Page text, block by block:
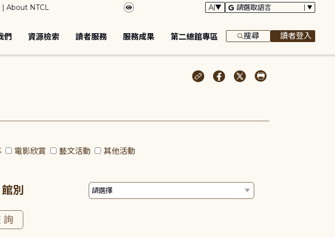
About NTCL
們 資源檢索 讀者服務 服務成果 第二總館專區 搜尋 讀者登入
電影欣賞 藝文活動 其他活動
館別